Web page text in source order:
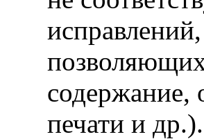
содержание,
печати и др.).